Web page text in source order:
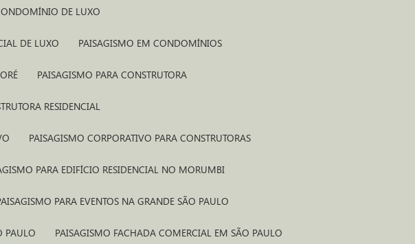
DE LUXO
DE LUXO PAISAGISMO EM CONDOMÍNIOS
PAISAGISMO PARA CONSTRUTORA
RESIDENCIAL
PAISAGISMO CORPORATIVO PARA CONSTRUTORAS
PARA EDIFÍCIO RESIDENCIAL NO MORUMBI
PAISAGISMO PARA EVENTOS NA GRANDE SÃO PAULO
PAULO PAISAGISMO FACHADA COMERCIAL EM SÃO PAULO